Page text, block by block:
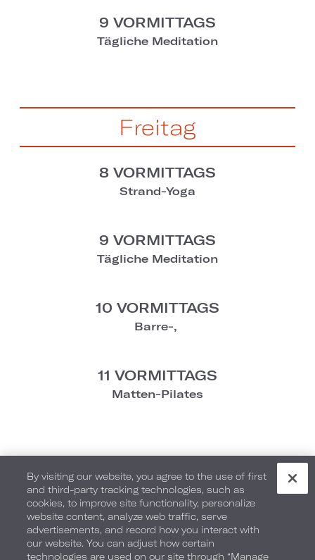
9 VORMITTAGS
Tägliche Meditation
Freitag
8 VORMITTAGS
Strand-Yoga
9 VORMITTAGS
Tägliche Meditation
10 VORMITTAGS
Barre-,
11 VORMITTAGS
Matten-Pilates
Samstag
8 VORMITTAGS
Strand-Yoga
By visiting our website, you agree to the use of first
and third-party tracking technologies, such as
cookies, to improve site functionality, personalize
website content, analyze web traffic, serve
advertisements, and record how you interact with
our website. You can adjust how certain
technologies are used on our site through “Manage